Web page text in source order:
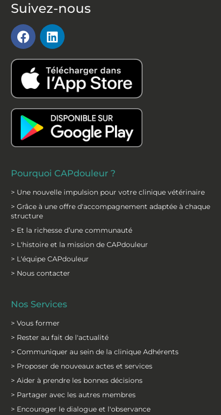
Suivez-nous
F
a
b
o
k
L
i
k
e
d
n
Pourquoi CAPdouleur ?
> Une nouvelle impulsion pour votre clinique vétérinaire
> Grâce à une offre d'accompagnement adaptée à chaque
structure
> Et la richesse d’une communauté
> L'histoire et la mission de CAPdouleur
> L'équipe CAPdouleur
> Nous contacter
Nos Services
> Vous former
> Rester au fait de l'actualité
> Communiquer au sein de la clinique Adhérents
> Proposer de nouveaux actes et services
> Aider à prendre les bonnes décisions
> Partager avec les autres membres
> Encourager le dialogue et l'observance